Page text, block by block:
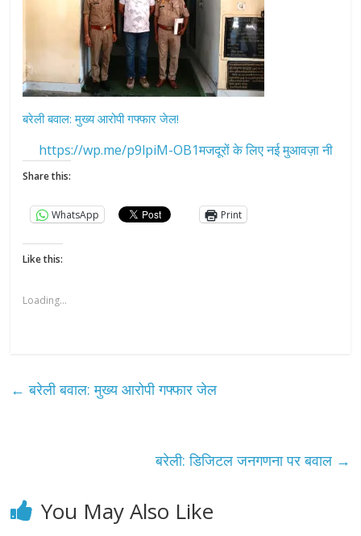
बरेली बवाल: मुख्य आरोपी गफ्फार जेल!
https://wp.me/p9lpiM-OB1मजदूरों के लिए नई मुआवज़ा नी
Share this:
WhatsApp Print
Like this:
Loading...
← बरेली बवाल: मुख्य आरोपी गफ्फार जेल
बरेली: डिजिटल जनगणना पर बवाल →
You May Also Like